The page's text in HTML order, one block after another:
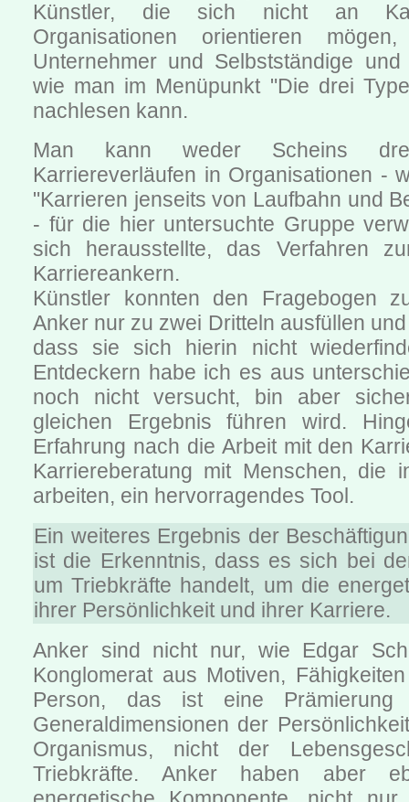
Künstler, die sich nicht an
Organisationen orientieren
Unternehmer und Selbstständige
wie man im Menüpunkt "Die drei
nachlesen kann.
Man kann weder Scheins
Karriereverläufen in Organisationen -
"Karrieren jenseits von Laufbahn und
- für die hier untersuchte Gruppe
sich herausstellte, das Verfahren
Karriereankern.
Künstler konnten den Fragebogen
Anker nur zu zwei Dritteln ausfüllen
dass sie sich hierin nicht
Entdeckern habe ich es aus
noch nicht versucht, bin aber
gleichen Ergebnis führen wird.
Erfahrung nach die Arbeit mit den
Karriereberatung mit Menschen, die
arbeiten, ein hervorragendes Tool.
Ein weiteres Ergebnis der
ist die Erkenntnis, dass es sich bei
um Triebkräfte handelt, um die
ihrer Persönlichkeit und ihrer Karriere.
Anker sind nicht nur, wie Edgar
Konglomerat aus Motiven,
Person, das ist eine
Generaldimensionen der
Organismus, nicht der
Triebkräfte. Anker haben aber